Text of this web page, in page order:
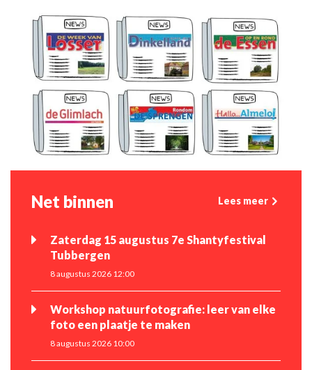
Net binnen Lees meer
Zaterdag 15 augustus 7e Shantyfestival
Tubbergen
8 augustus 2026 12:00
Workshop natuurfotografie: leer van elke
foto een plaatje te maken
8 augustus 2026 10:00